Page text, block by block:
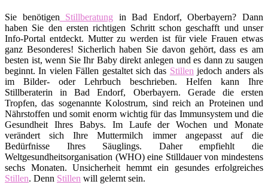
Sie benötigen Stillberatung in Bad Endorf, Oberbayern? Dann
haben Sie den ersten richtigen Schritt schon geschafft und unser
Info-Portal entdeckt. Mutter zu werden ist für viele Frauen etwas
ganz Besonderes! Sicherlich haben Sie davon gehört, dass es am
besten ist, wenn Sie Ihr Baby direkt anlegen und es dann zu saugen
beginnt. In vielen Fällen gestaltet sich das Stillen jedoch anders als
im Bilder- oder Lehrbuch beschrieben. Helfen kann Ihre
Stillberaterin in Bad Endorf, Oberbayern. Gerade die ersten
Tropfen, das sogenannte Kolostrum, sind reich an Proteinen und
Nährstoffen und somit enorm wichtig für das Immunsystem und die
Gesundheit Ihres Babys. Im Laufe der Wochen und Monate
verändert sich Ihre Muttermilch immer angepasst auf die
Bedürfnisse Ihres Säuglings. Daher empfiehlt die
Weltgesundheitsorganisation (WHO) eine Stilldauer von mindestens
sechs Monaten. Unsicherheit hemmt ein gesundes erfolgreiches
Stillen. Denn Stillen will gelernt sein.